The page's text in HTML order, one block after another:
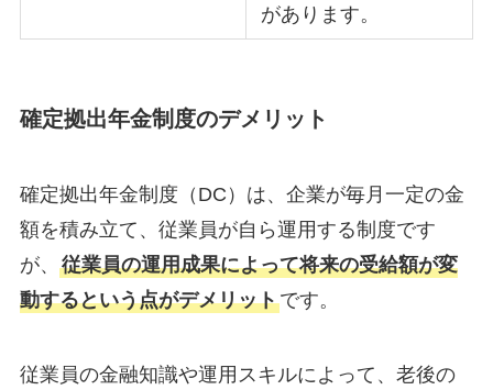
があります。
確定拠出年金制度のデメリット
確定拠出年金制度（DC）は、企業が毎月一定の金
額を積み立て、従業員が自ら運用する制度です
が、 従業員の運用成果によって将来の受給額が変
動するという点がデメリットです。
従業員の金融知識や運用スキルによって、老後の